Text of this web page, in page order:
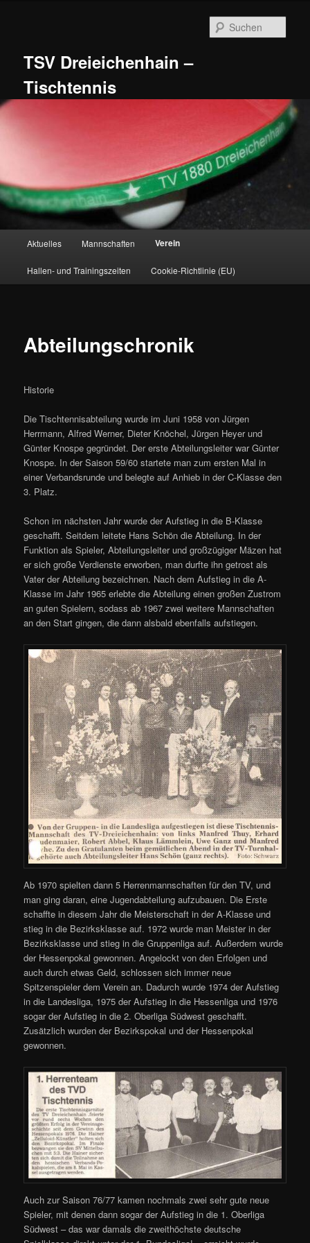
TSV Dreieichenhain –
Tischtennis
Aktuelles Mannschaften Verein
Hallen- und Trainingszeiten Cookie-Richtlinie (EU)
Abteilungschronik
Historie
Die Tischtennisabteilung wurde im Juni 1958 von Jürgen
Herrmann, Alfred Werner, Dieter Knöchel, Jürgen Heyer und
Günter Knospe gegründet. Der erste Abteilungsleiter war Günter
Knospe. In der Saison 59/60 startete man zum ersten Mal in
einer Verbandsrunde und belegte auf Anhieb in der C-Klasse den
3. Platz.
Schon im nächsten Jahr wurde der Aufstieg in die B-Klasse
geschafft. Seitdem leitete Hans Schön die Abteilung. In der
Funktion als Spieler, Abteilungsleiter und großzügiger Mäzen hat
er sich große Verdienste erworben, man durfte ihn getrost als
Vater der Abteilung bezeichnen. Nach dem Aufstieg in die A-
Klasse im Jahr 1965 erlebte die Abteilung einen großen Zustrom
an guten Spielern, sodass ab 1967 zwei weitere Mannschaften
an den Start gingen, die dann alsbald ebenfalls aufstiegen.
Ab 1970 spielten dann 5 Herrenmannschaften für den TV, und
man ging daran, eine Jugendabteilung aufzubauen. Die Erste
schaffte in diesem Jahr die Meisterschaft in der A-Klasse und
stieg in die Bezirksklasse auf. 1972 wurde man Meister in der
Bezirksklasse und stieg in die Gruppenliga auf. Außerdem wurde
der Hessenpokal gewonnen. Angelockt von den Erfolgen und
auch durch etwas Geld, schlossen sich immer neue
Spitzenspieler dem Verein an. Dadurch wurde 1974 der Aufstieg
in die Landesliga, 1975 der Aufstieg in die Hessenliga und 1976
sogar der Aufstieg in die 2. Oberliga Südwest geschafft.
Zusätzlich wurden der Bezirkspokal und der Hessenpokal
gewonnen.
Auch zur Saison 76/77 kamen nochmals zwei sehr gute neue
Spieler, mit denen dann sogar der Aufstieg in die 1. Oberliga
Südwest – das war damals die zweithöchste deutsche